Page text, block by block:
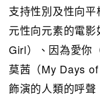
支持性別及性向
元性向元素的電
Girl）、因為愛你
莫茜（My Days
飾演的人類的呼